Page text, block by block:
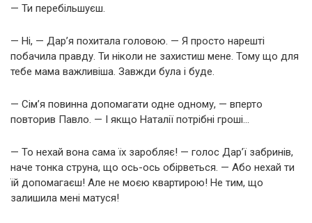
— Ти перебільшуєш.
— Ні, — Дар’я похитала головою. — Я просто нарешті
побачила правду. Ти ніколи не захистиш мене. Тому що для
тебе мама важливіша. Завжди була і буде.
— Сім’я повинна допомагати одне одному, — вперто
повторив Павло. — І якщо Наталії потрібні гроші…
— То нехай вона сама їх заробляє! — голос Дар’ї забринів,
наче тонка струна, що ось-ось обірветься. — Або нехай ти
їй допомагаєш! Але не моєю квартирою! Не тим, що
залишила мені матуся!